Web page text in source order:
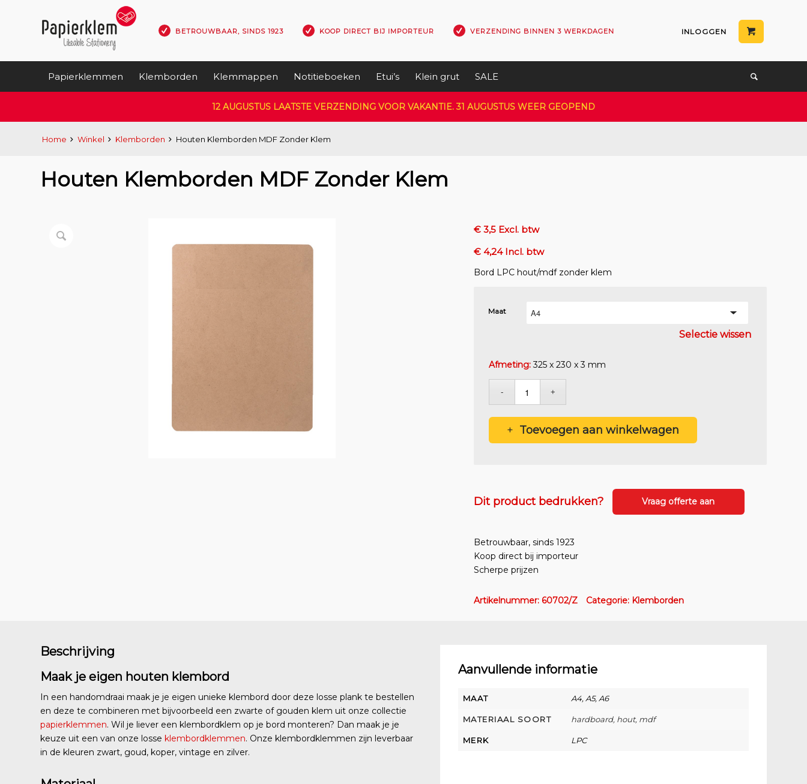
BETROUWBAAR, SINDS 1923 KOOP DIRECT BIJ IMPORTEUR VERZENDING BINNEN 3 WERKDAGEN INLOGGEN
Papierklemmen Klemborden Klemmappen Notitieboeken Etui’s Klein grut SALE
12 AUGUSTUS LAATSTE VERZENDING VOOR VAKANTIE. 31 AUGUSTUS WEER GEOPEND
Home Winkel Klemborden Houten Klemborden MDF Zonder Klem
Houten Klemborden MDF Zonder Klem
€ 3,5 Excl. btw
€ 4,24 Incl. btw
Bord LPC hout/mdf zonder klem
Maat
Selectie wissen
Afmeting:325 x 230 x 3 mm
Toevoegen aan winkelwagen
Dit product bedrukken? Vraag offerte aan
Betrouwbaar, sinds 1923
Koop direct bij importeur
Scherpe prijzen
Artikelnummer: 60702/Z Categorie: Klemborden
Beschrijving
Maak je eigen houten klembord
In een handomdraai maak je je eigen unieke klembord door deze losse plank te bestellen
en deze te combineren met bijvoorbeeld een zwarte of gouden klem uit onze collectie
papierklemmen. Wil je liever een klembordklem op je bord monteren? Dan maak je je
keuze uit een van onze losse klembordklemmen. Onze klembordklemmen zijn leverbaar
in de kleuren zwart, goud, koper, vintage en zilver.
Aanvullende informatie
MAAT A4, A5, A6
MATERIAAL SOORT hardboard, hout, mdf
MERK LPC